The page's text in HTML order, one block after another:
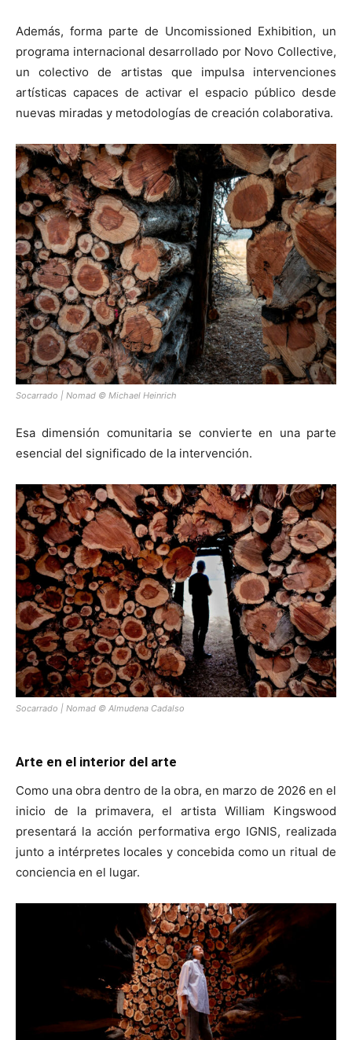
Además, forma parte de Uncomissioned Exhibition, un
programa internacional desarrollado por Novo Collective,
un colectivo de artistas que impulsa intervenciones
artísticas capaces de activar el espacio público desde
nuevas miradas y metodologías de creación colaborativa.
Socarrado | Nomad © Michael Heinrich
Esa dimensión comunitaria se convierte en una parte
esencial del significado de la intervención.
Socarrado | Nomad © Almudena Cadalso
Arte en el interior del arte
Como una obra dentro de la obra, en marzo de 2026 en el
inicio de la primavera, el artista William Kingswood
presentará la acción performativa ergo IGNIS, realizada
junto a intérpretes locales y concebida como un ritual de
conciencia en el lugar.